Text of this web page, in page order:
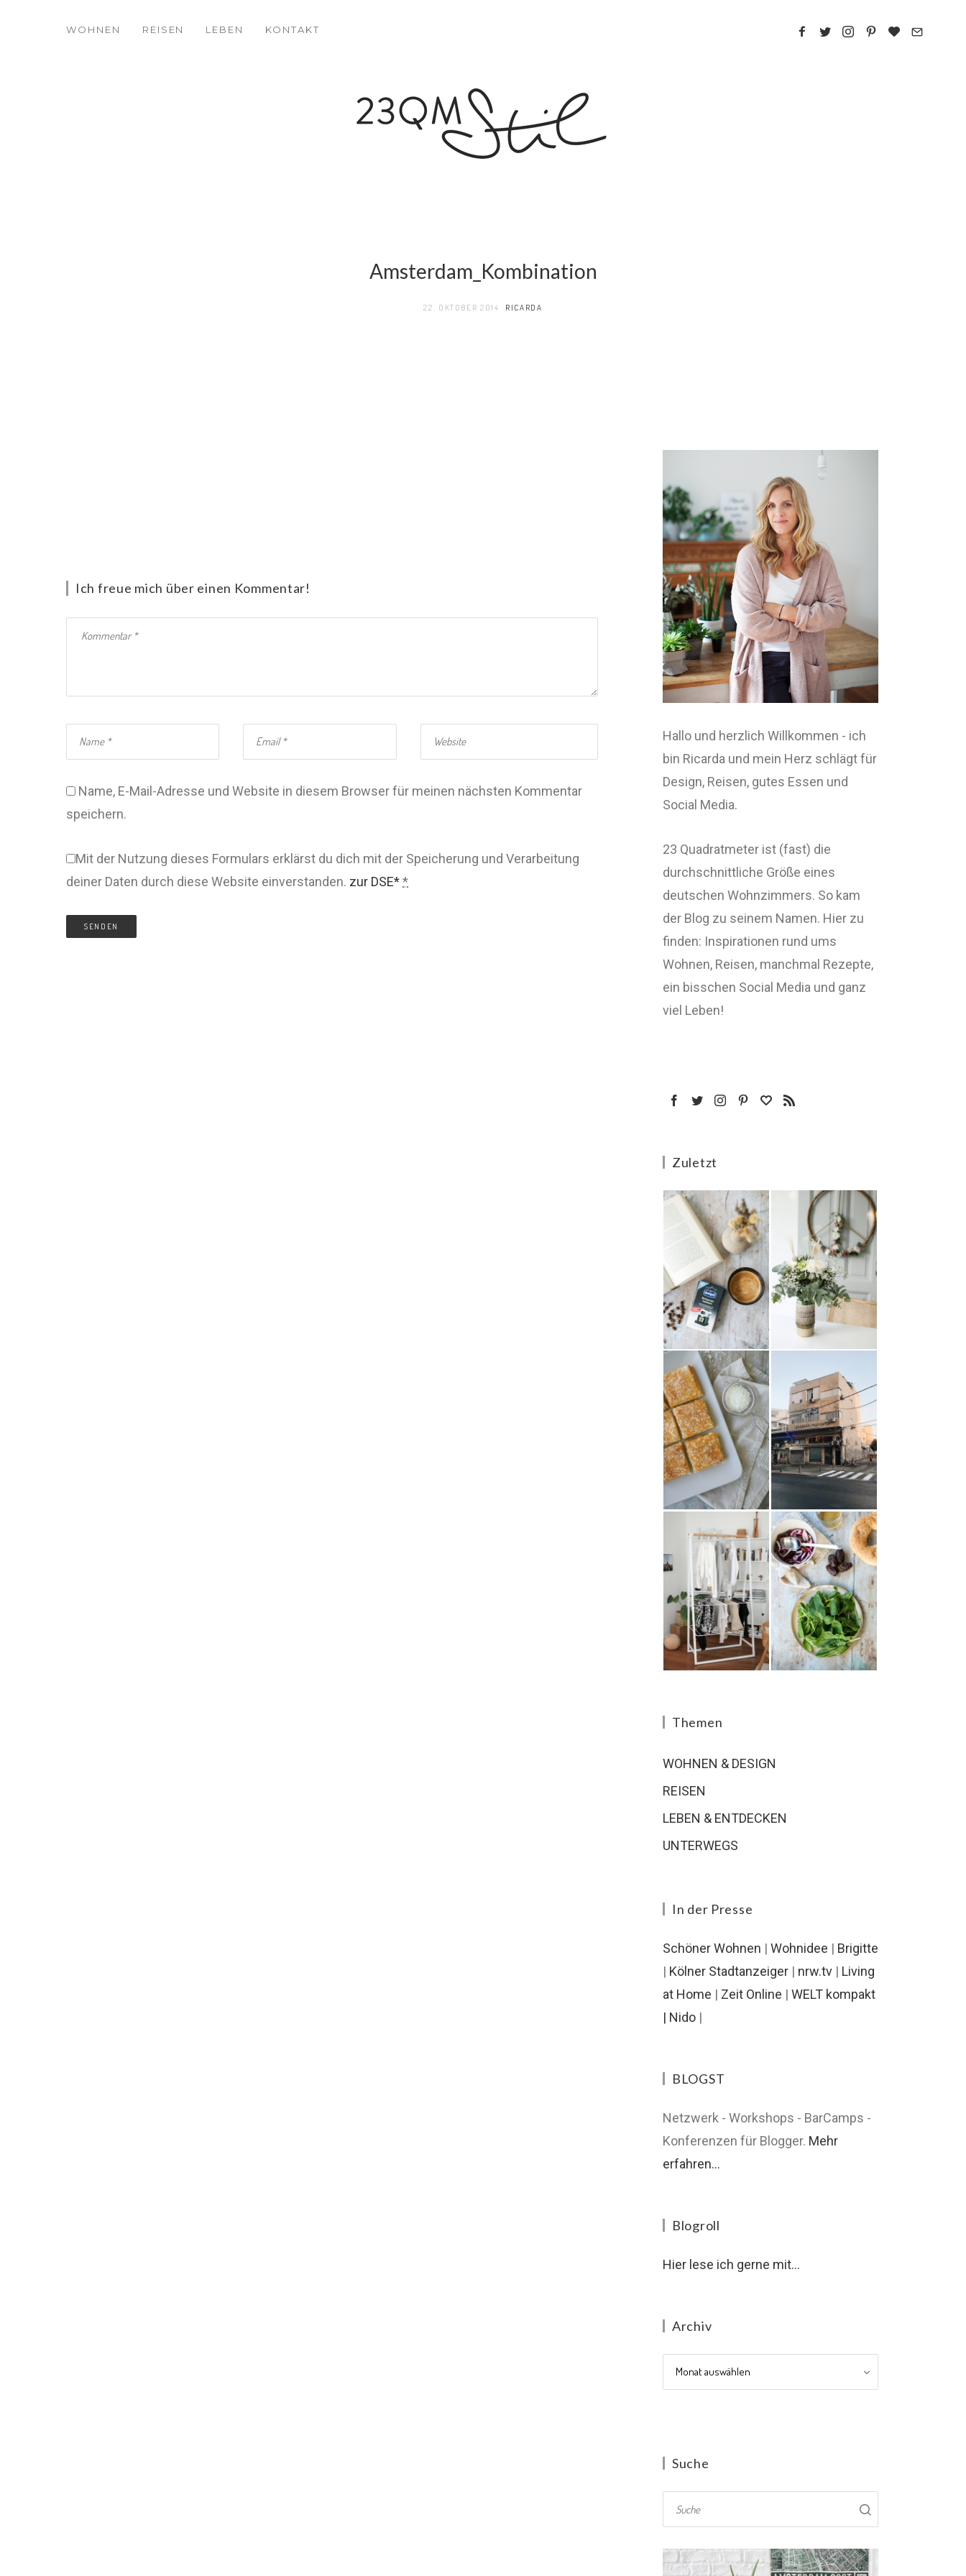
WOHNEN REISEN LEBEN KONTAKT
Amsterdam_Kombination
22. OKTOBER 2014 RICARDA
Ich freue mich über einen Kommentar!
Name, E-Mail-Adresse und Website in diesem Browser für meinen nächsten Kommentar
speichern.
Mit der Nutzung dieses Formulars erklärst du dich mit der Speicherung und Verarbeitung
deiner Daten durch diese Website einverstanden. zur DSE**
Hallo und herzlich Willkommen - ich
bin Ricarda und mein Herz schlägt für
Design, Reisen, gutes Essen und
Social Media.
23 Quadratmeter ist (fast) die
durchschnittliche Größe eines
deutschen Wohnzimmers. So kam
der Blog zu seinem Namen. Hier zu
finden: Inspirationen rund ums
Wohnen, Reisen, manchmal Rezepte,
ein bisschen Social Media und ganz
viel Leben!
Zuletzt
Themen
WOHNEN & DESIGN
REISEN
LEBEN & ENTDECKEN
UNTERWEGS
In der Presse
Schöner Wohnen | Wohnidee | Brigitte
| Kölner Stadtanzeiger | nrw.tv | Living
at Home | Zeit Online | WELT kompakt
| Nido |
BLOGST
Netzwerk - Workshops - BarCamps -
Konferenzen für Blogger. Mehr
erfahren...
Blogroll
Hier lese ich gerne mit...
Archiv
Archiv
Suche